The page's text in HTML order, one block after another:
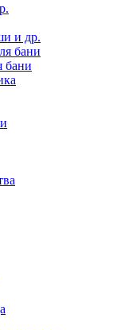
и др.
бани
бани